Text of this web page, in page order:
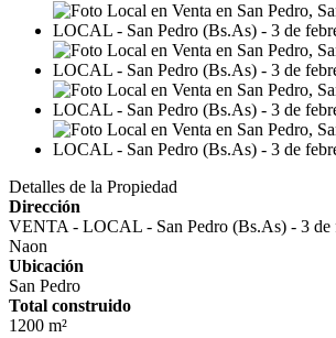
Detalles de la Propiedad
Dirección
VENTA - LOCAL - San Pedro (Bs.As) - 3 de
Naon
Ubicación
San Pedro
Total construido
1200 m²